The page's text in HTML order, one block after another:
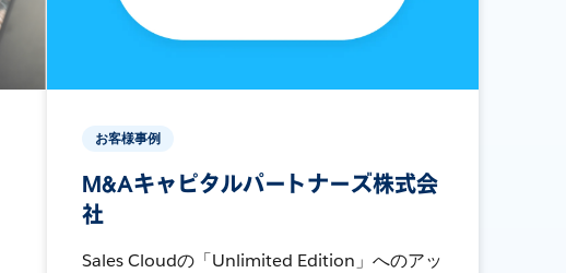
お客様事例
M&Aキャピタルパートナーズ株式会
社
Sales Cloudの「Unlimited Edition」へのアッ